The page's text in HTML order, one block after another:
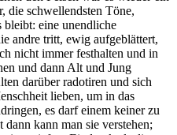
die schwellendsten Töne,
bleibt: eine unendliche
andre tritt, ewig aufgeblättert,
nicht immer festhalten und in
und dann Alt und Jung
darüber radotiren und sich
lieben, um in das
es darf einem keiner zu
kann man sie verstehen;